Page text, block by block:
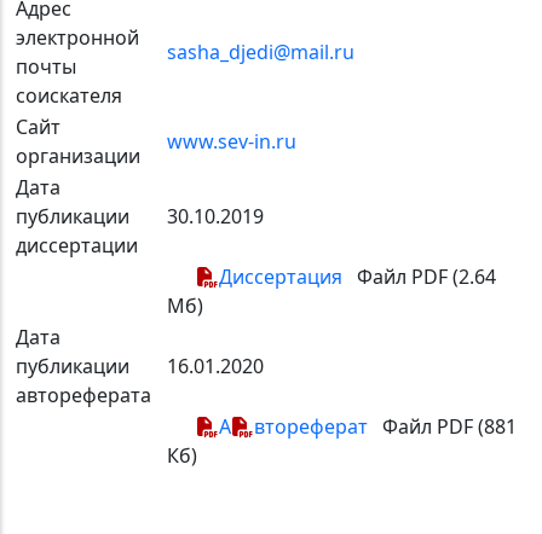
Адрес
электронной
почты
соискателя
sasha_djedi@mail.ru
Сайт
организации
www.sev-in.ru
Дата
публикации
диссертации
30.10.2019
Диссертация Файл PDF (2.64
Мб)
Дата
публикации
автореферата
16.01.2020
А втореферат Файл PDF (881
Кб)